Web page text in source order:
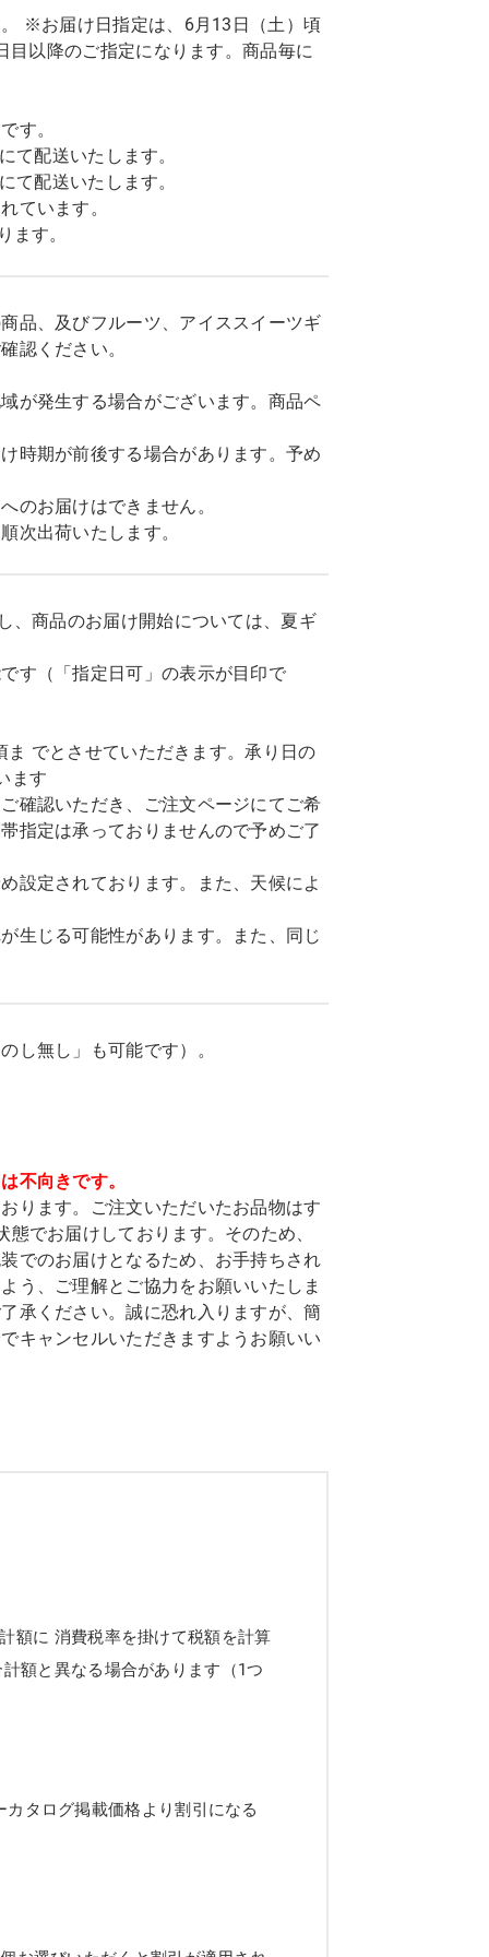
※お届け日指定は、6月13日（土）頃
以降のご指定になります。商品毎に
す。
て配送いたします。
て配送いたします。
ています。
す。
品、及びフルーツ、アイススイーツギ
認ください。
が発生する場合がございます。商品ペ
時期が前後する場合があります。予め
のお届けはできません。
次出荷いたします。
、商品のお届け開始については、夏ギ
す（「指定日可」の表示が目印で
でとさせていただきます。承り日の
ます
確認いただき、ご注文ページにてご希
指定は承っておりませんので予めご了
設定されております。また、天候によ
生じる可能性があります。また、同じ
し無し」も可能です）。
不向きです。
ります。ご注文いただいたお品物はす
でお届けしております。そのため、
でのお届けとなるため、お手持ちされ
う、ご理解とご協力をお願いいたしま
承ください。誠に恐れ入りますが、簡
キャンセルいただきますようお願いい
額に 消費税率を掛けて税額を計算
額と異なる場合があります（1つ
タログ掲載価格より割引になる